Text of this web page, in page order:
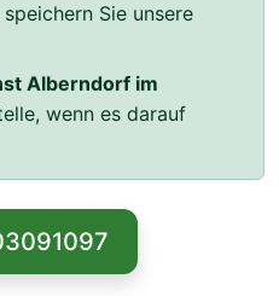
Sie unsere
Alberndorf im
wenn es darauf